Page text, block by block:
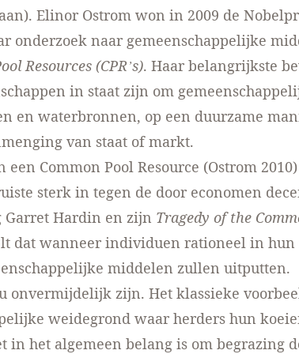
Elinor Ostrom won in 2009 de
onderzoek naar gemeenschappelijke
Resources (CPR’s). Haar belangrijkste
in staat zijn om
en waterbronnen, op een duurzame
van staat of markt.
een Common Pool Resource (Ostrom 2010)
sterk in tegen de door economen
Garret Hardin en zijn Tragedy of the
dat wanneer individuen rationeel in hun
middelen zullen uitputten.
onvermijdelijk zijn. Het klassieke
weidegrond waar herders hun
in het algemeen belang is om begrazing